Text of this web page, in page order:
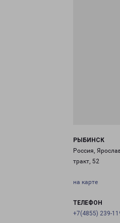
РЫБИНСК
Россия,
тракт, 52
на карте
ТЕЛЕФОН
+7(4855) 239-